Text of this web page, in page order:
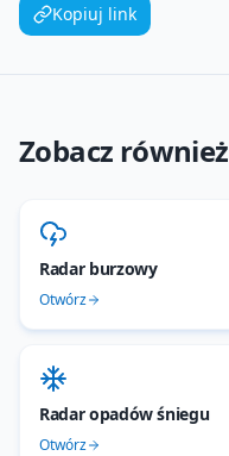
Kopiuj link
Zobacz również
Radar burzowy
Otwórz
Radar opadów śniegu
Otwórz